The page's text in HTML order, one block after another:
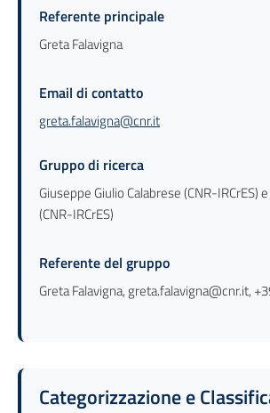
Referente principale
Greta Falavigna
Email di contatto
greta.falavigna@cnr.it
Gruppo di ricerca
Giuseppe Giulio Calabrese (CNR-IRCrES)
(CNR-IRCrES)
Referente del gruppo
Greta Falavigna, greta.falavigna@cnr.it,
Categorizzazione e